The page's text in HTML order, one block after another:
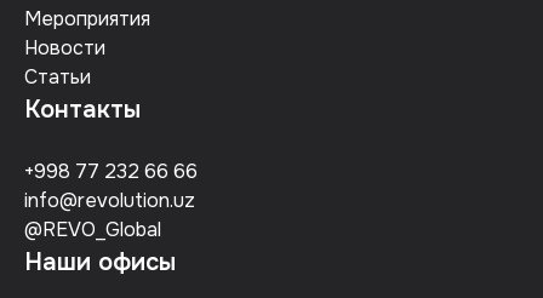
Мероприятия
Новости
Статьи
Контакты
+998 77 232 66 66
info@revolution.uz
@REVO_Global
Наши офисы